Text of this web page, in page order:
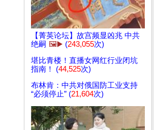
【菁英论坛】故宫频显凶兆 中共
绝嗣 🖼️▶️ (243,055次)
堪比青楼！直播女网红行业闭坑
指南！ (44,525次)
布林肯：中共对俄国防工业支持
“必须停止” (21,604次)